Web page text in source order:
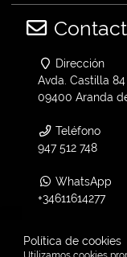
Dirección
Avda. Castilla 84
09400 Aranda
Teléfono
947 512 748
WhatsApp
+34611614277
info@vtwin.es
Política de cookies